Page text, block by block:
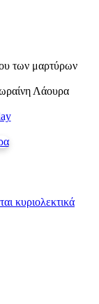
των μαρτύρων
Λάουρα
κυριολεκτικά